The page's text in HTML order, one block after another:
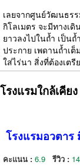
เลยจากศูนย์วัฒนธร
กิโลเมตร จะมีทางเ
ยาวลงไปในถ้ำ เป็น
ประกาย เพดานถ้ำเ
ใส่ไร่นา สิ่งที่ต้องเตรี
โรงแรมใกล้เคียง
โรงแรมอวตาร
คะแนน : 6.9 รีวิว :